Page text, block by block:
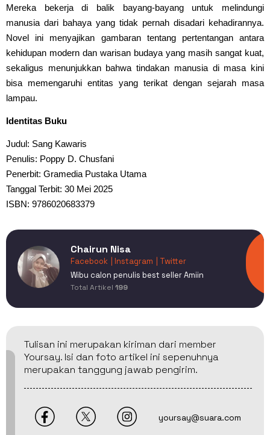
Mereka bekerja di balik bayang-bayang untuk melindungi
manusia dari bahaya yang tidak pernah disadari kehadirannya.
Novel ini menyajikan gambaran tentang pertentangan antara
kehidupan modern dan warisan budaya yang masih sangat kuat,
sekaligus menunjukkan bahwa tindakan manusia di masa kini
bisa memengaruhi entitas yang terikat dengan sejarah masa
lampau.
Identitas Buku
Judul: Sang Kawaris
Penulis: Poppy D. Chusfani
Penerbit: Gramedia Pustaka Utama
Tanggal Terbit: 30 Mei 2025
ISBN: 9786020683379
Chairun Nisa
Facebook | Instagram
| Twitter
Wibu calon penulis best seller Amiin
Total Artikel 199
Tulisan ini merupakan kiriman dari member
Yoursay. Isi dan foto artikel ini sepenuhnya
merupakan tanggung jawab pengirim.
yoursay@suara.com